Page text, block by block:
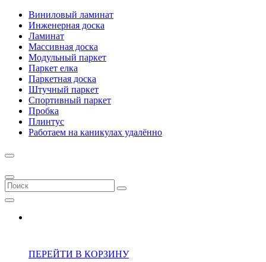
Виниловый ламинат
Инженерная доска
Ламинат
Массивная доска
Модульный паркет
Паркет елка
Паркетная доска
Штучный паркет
Спортивный паркет
Пробка
Плинтус
Работаем на каникулах удалённо
ПЕРЕЙТИ В КОРЗИНУ